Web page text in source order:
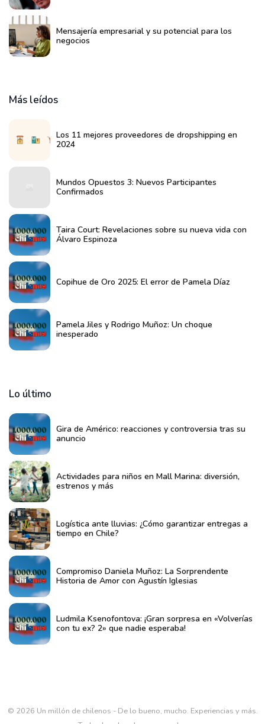
Mensajería empresarial y su potencial para los
negocios
Más leídos
Los 11 mejores proveedores de dropshipping en
2024
Mundos Opuestos 3: Nuevos Participantes
Confirmados
Taira Court: Revelaciones sobre su nueva vida con
Álvaro Espinoza
Copihue de Oro 2025: El error de Pamela Díaz
Pamela Jiles y Rodrigo Muñoz: Un choque
inesperado
Lo último
Gira de Américo: reacciones y controversia tras su
anuncio
Actividades para niños en Mall Marina: diversión,
estrenos y más
Logística ante lluvias: ¿Cómo garantizar entregas a
tiempo en Chile?
Compromiso Daniela Muñoz: La Sorprendente
Historia de Amor con Agustín Iglesias
Ludmila Ksenofontova: ¡Gran sorpresa en «Volverías
con tu ex? 2» que nadie esperaba!
© 2026 Un millón de chilenos - De lo bueno, mucho. Experiencias y más.